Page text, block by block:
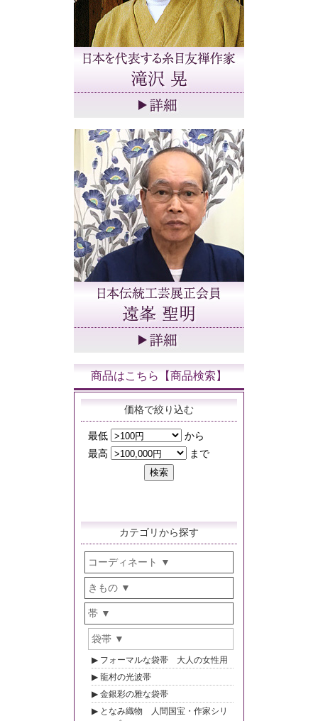
商品はこちら【商品検索】
価格で絞り込む
カテゴリから探す
コーディネート
きもの
帯
袋帯
フォーマルな袋帯 大人の女性用
龍村の光波帯
金銀彩の雅な袋帯
となみ織物 人間国宝・作家シリ